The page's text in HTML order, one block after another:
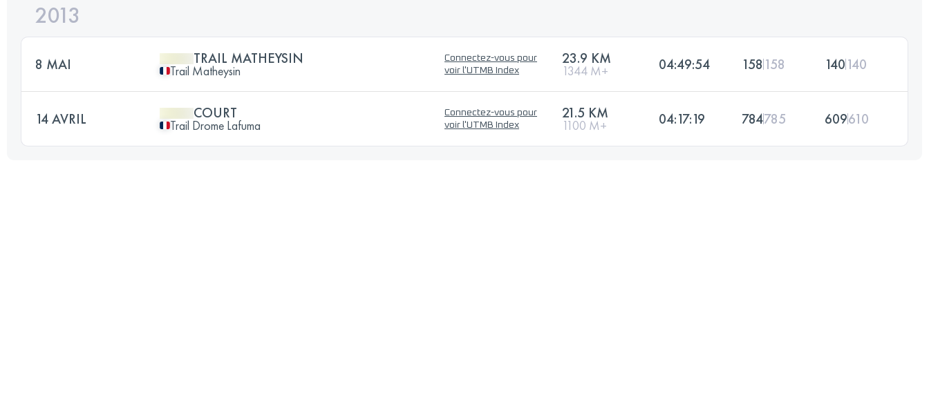
2013
8 MAI TRAIL MATHEYSIN
Trail Matheysin
Connectez-vous pour
voir l'UTMB Index
23.9 KM
1344 M+ 04:49:54 158 158 140140
14 AVRIL COURT
Trail Drome Lafuma
Connectez-vous pour
voir l'UTMB Index
21.5 KM
1100 M+ 04:17:19 784785 609610